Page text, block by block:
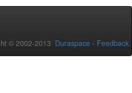
© 2002-2013 Duraspace - Feedback